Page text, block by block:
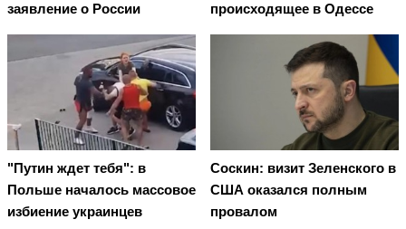
заявление о России
происходящее в Одессе
"Путин ждет тебя": в
Польше началось массовое
избиение украинцев
Соскин: визит Зеленского в
США оказался полным
провалом